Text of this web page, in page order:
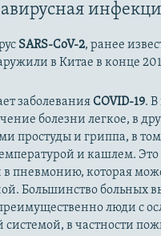
SARS-CoV-2, ранее
в Китае в конце
заболеванияCOVID-19.
болезни легкое, в
простуды и гриппа, в том
и кашлем.
в пневмонию, которая
Большинство больных
люди с
в частности